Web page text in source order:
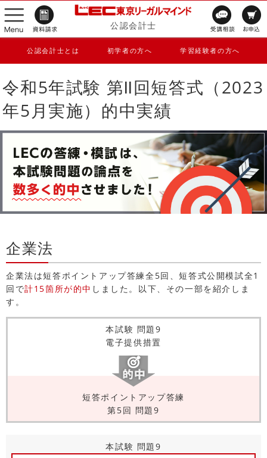
公認会計士
公認会計士とは 初学者の方へ 学習経験者の方へ
令和5年試験 第Ⅱ回短答式（2023
年5月実施） 的中実績
企業法
企業法は短答ポイントアップ答練全5回、短答式公開模試全1
回で計15箇所が的中 しました。以下、その一部を紹介しま
す。
本試験 問題9
電子提供措置
短答ポイントアップ答練
第5回 問題9
本試験 問題9